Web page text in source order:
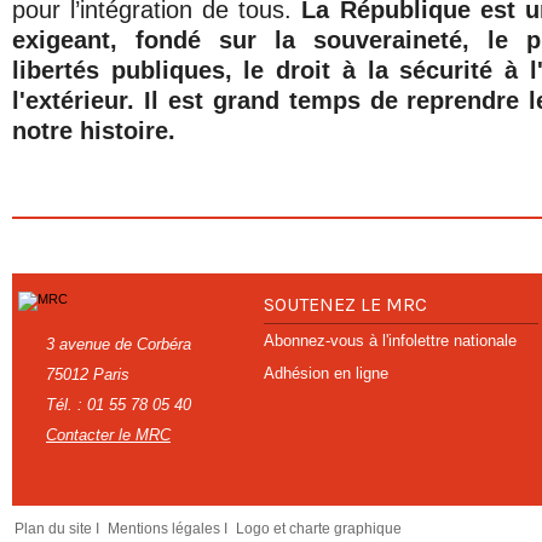
pour l’intégration de tous. La République est
exigeant, fondé sur la souveraineté, le
libertés publiques, le droit à la sécurité à
l'extérieur. Il est grand temps de reprendre
notre histoire.
3 avenue de Corbéra
75012 Paris
Tél. : 01 55 78 05 40
Contacter le MRC
SOUTENEZ LE MRC
Abonnez-vous à l'infolettre nationale
Adhésion en ligne
Plan du site I Mentions légales I Logo et charte graphique